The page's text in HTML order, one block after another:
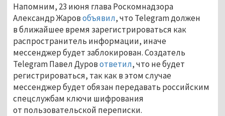
Напомним, 23 июня глава Роскомнадзора
Александр Жаровобъявил, что Telegram должен
в ближайшее время зарегистрироваться как
распространитель информации, иначе
мессенджер будет заблокирован. Создатель
Telegram Павел Дуровответил, что не будет
регистрироваться, так как в этом случае
мессенджер будет обязан передавать российским
спецслужбам ключи шифрования
от пользовательской переписки.